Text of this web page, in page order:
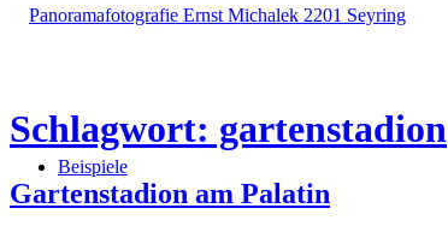
Beispiele
Schlagwort: gartenstadion
Gartenstadion am Palatin